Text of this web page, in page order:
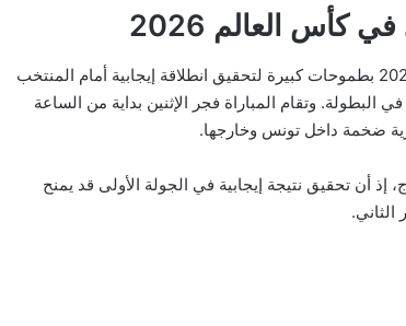
العالم 2026
يدخل المنتخب التونسي منافسات كأس العالم 2026 بطموحات كبيرة لتحقيق انطلاقة إيجابية أمام المنتخب
البطولة. وتقام المباراة فجر الإثنين بداية من الساعة
ضخمة داخل تونس وخارجها.
إذ أن تحقيق نتيجة إيجابية في الجولة الأولى قد يمنح